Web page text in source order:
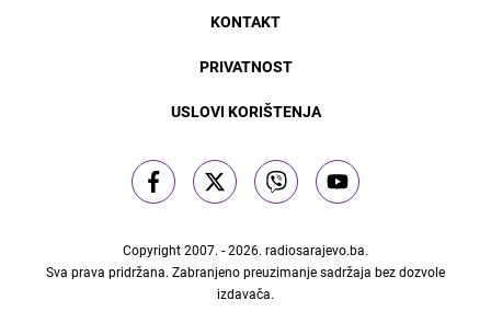
KONTAKT
PRIVATNOST
USLOVI KORIŠTENJA
Copyright 2007. - 2026. radiosarajevo.ba.
Sva prava pridržana. Zabranjeno preuzimanje sadržaja bez dozvole
izdavača.